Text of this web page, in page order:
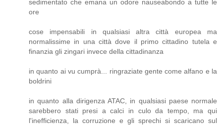
sedimentato che emana un odore nauseabondo a tutte le
ore
cose impensabili in qualsiasi altra città europea ma
normalissime in una città dove il primo cittadino tutela e
finanzia gli zingari invece della cittadinanza
in quanto ai vu cumprà... ringraziate gente come alfano e la
boldrini
in quanto alla dirigenza ATAC, in qualsiasi paese normale
sarebbero stati presi a calci in culo da tempo, ma qui
l'inefficienza, la corruzione e gli sprechi si scaricano sul